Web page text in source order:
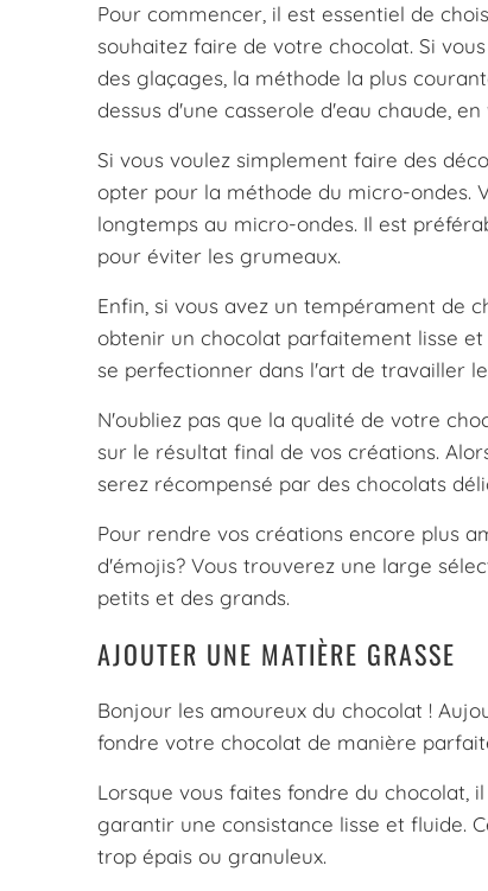
Pour commencer, il est essentiel de
souhaitez faire de votre chocolat. Si
des glaçages, la méthode la plus
dessus d'une casserole d'eau chaude,
Si vous voulez simplement faire des
opter pour la méthode du micro-ondes.
longtemps au micro-ondes. Il est
pour éviter les grumeaux.
Enfin, si vous avez un tempérament de
obtenir un chocolat parfaitement lisse
se perfectionner dans l'art de travailler
N'oubliez pas que la qualité de votre
sur le résultat final de vos créations.
serez récompensé par des chocolats
Pour rendre vos créations encore plus
d'émojis? Vous trouverez une large
petits et des grands.
AJOUTER UNE MATIÈRE GRASSE
Bonjour les amoureux du chocolat !
fondre votre chocolat de manière
Lorsque vous faites fondre du
garantir une consistance lisse et fluide.
trop épais ou granuleux.